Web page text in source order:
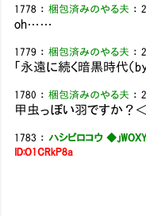
1778 ：梱包済みのやる夫 ：
oh……
1779 ：梱包済みのやる夫 ：
「永遠に続く暗黒時代（
1780 ：梱包済みのやる夫 ：
甲虫っぽい羽ですか？
1783 ： ハシビロコウ
ID:O1CRkP8a